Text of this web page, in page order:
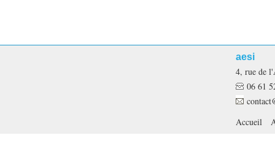
aesi
4, rue de
06 61
Accueil